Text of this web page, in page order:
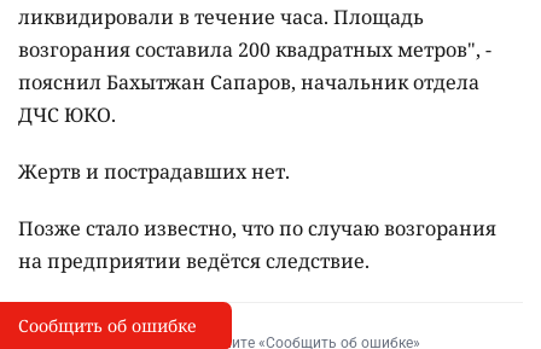
ликвидировали в течение часа. Площадь
возгорания составила 200 квадратных метров", -
пояснил Бахытжан Сапаров, начальник отдела
ДЧС ЮКО.
Жертв и пострадавших нет.
Позже стало известно, что по случаю возгорания
на предприятии ведётся следствие.
I
Сообщить об опечатке
Выделите фрагмент и нажмите «Сообщить об ошибке»
Сообщить об ошибке